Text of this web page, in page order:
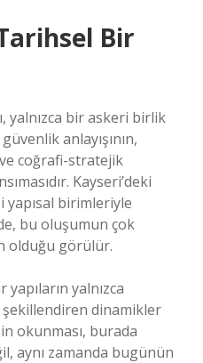
Bir
yalnızca bir askeri birlik
anlayışının,
coğrafi-stratejik
Kayseri’deki
yapısal birimleriyle
bu oluşumun çok
olduğu görülür.
yalnızca
dinamikler
okunması, burada
aynı zamanda bugünün